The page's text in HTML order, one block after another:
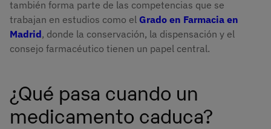
también forma parte de las competencias que se
trabajan en estudios como el Grado en Farmacia en
Madrid, donde la conservación, la dispensación y el
consejo farmacéutico tienen un papel central.
¿Qué pasa cuando un
medicamento caduca?